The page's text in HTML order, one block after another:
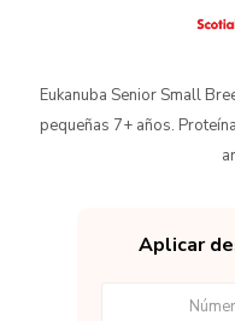
Eukanuba Senior Small
pequeñas 7+ años.
Aplicar